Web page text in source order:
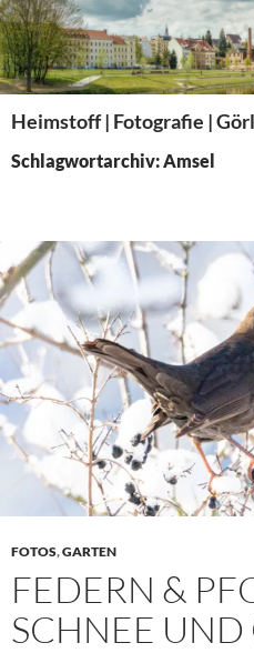
Zum
Inhalt
springen
Heimstoff | Fotografie |
Schlagwortarchiv: Amsel
FOTOS,GARTEN
FEDERN &
SCHNEE UND